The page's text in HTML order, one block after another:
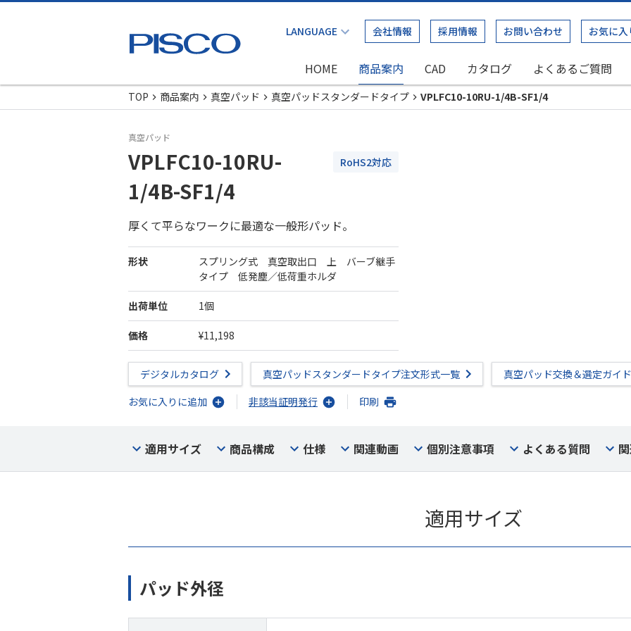
会社情報 採用情報 お問い合わせ お気に入
HOME 商品案内 CAD カタログ よくあるご質問
TOP
商品案内 真空パッド 真空パッドスタンダードタイプ VPLFC10-10RU-1/4B-SF1/4
真空パッド
VPLFC10-10RU-
1/4B-SF1/4
RoHS2対応
厚くて平らなワークに最適な一般形パッド。
形状
スプリング式 真空取出口 上 バーブ継手
タイプ 低発塵／低荷重ホルダ
出荷単位 1個
価格 ¥11,198
デジタルカタログ 真空パッドスタンダードタイプ注文形式一覧
真空パッド交換＆選定ガイド
お気に入りに追加
非該当証明発行 印刷
適用サイズ 商品構成 仕様 関連動画 個別注意事項 よくある質問
適用サイズ
パッド外径